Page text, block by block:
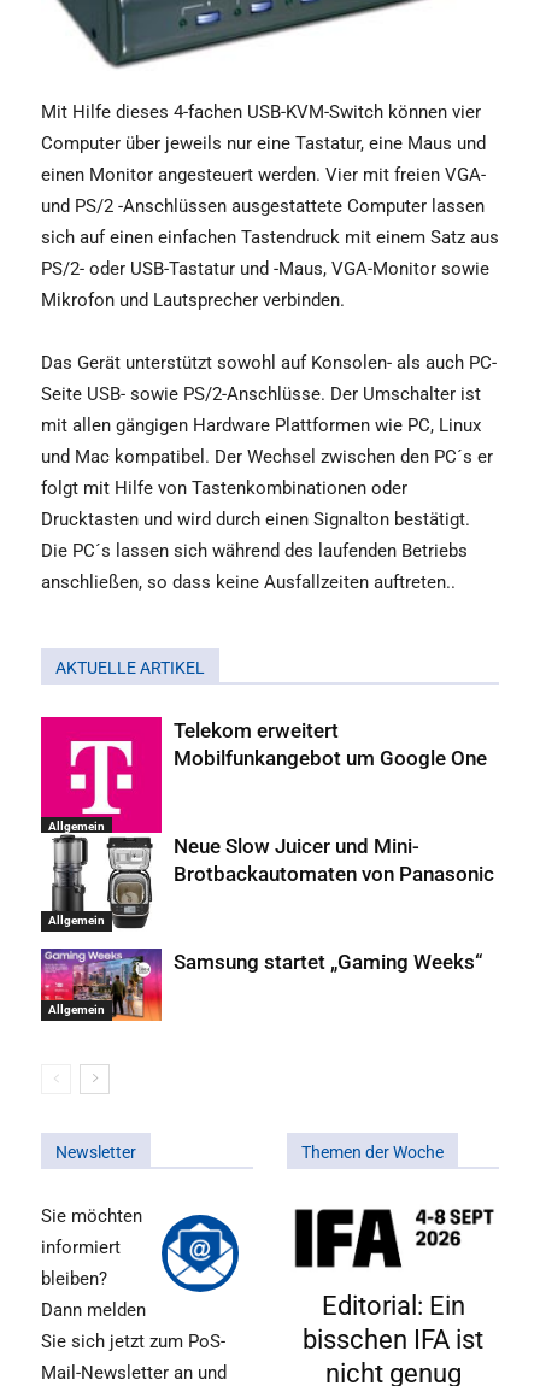
Mit Hilfe dieses 4-fachen USB-KVM-Switch können vier
Computer über jeweils nur eine Tastatur, eine Maus und
einen Monitor angesteuert werden. Vier mit freien VGA-
und PS/2 -Anschlüssen ausgestattete Computer lassen
sich auf einen einfachen Tastendruck mit einem Satz aus
PS/2- oder USB-Tastatur und -Maus, VGA-Monitor sowie
Mikrofon und Lautsprecher verbinden.
Das Gerät unterstützt sowohl auf Konsolen- als auch PC-
Seite USB- sowie PS/2-Anschlüsse. Der Umschalter ist
mit allen gängigen Hardware Plattformen wie PC, Linux
und Mac kompatibel. Der Wechsel zwischen den PC´s er
folgt mit Hilfe von Tastenkombinationen oder
Drucktasten und wird durch einen Signalton bestätigt.
Die PC´s lassen sich während des laufenden Betriebs
anschließen, so dass keine Ausfallzeiten auftreten..
AKTUELLE ARTIKEL
Allgemein
Telekom erweitert
Mobilfunkangebot um Google One
Allgemein
Neue Slow Juicer und Mini-
Brotbackautomaten von Panasonic
Allgemein
Samsung startet „Gaming Weeks“
Newsletter
Sie möchten
informiert
bleiben?
Dann melden
Sie sich jetzt zum PoS-
Mail-Newsletter an und
Themen der Woche
Editorial: Ein
bisschen IFA ist
nicht genug